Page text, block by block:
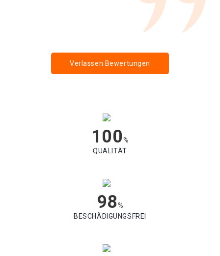
Verlassen Bewertungen
100%
QUALITÄT
98%
BESCHÄDIGUNGSFREI